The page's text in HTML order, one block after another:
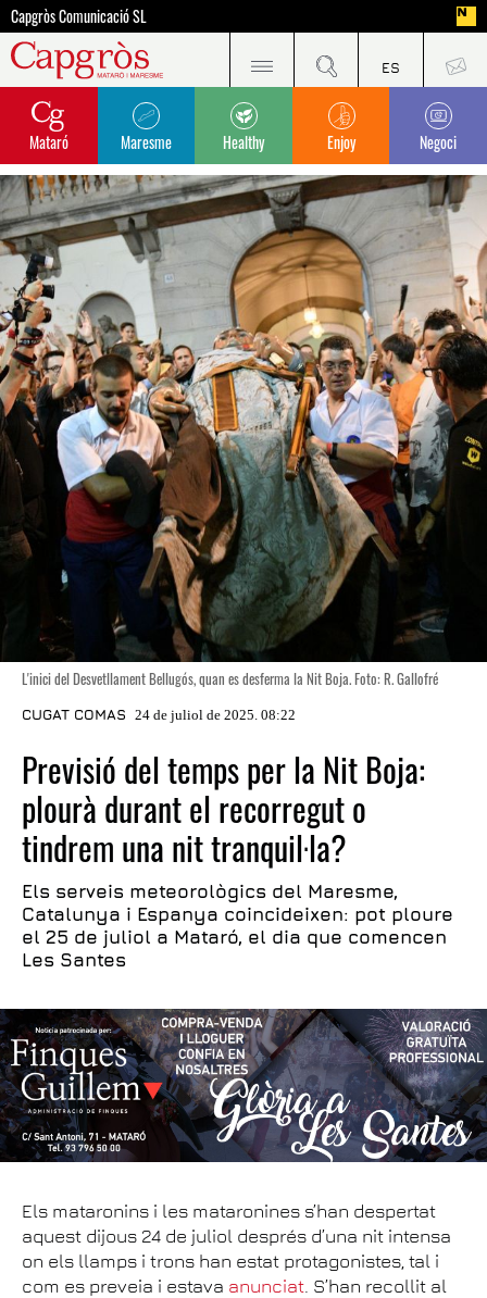
Capgròs Comunicació SL
Mataró Maresme Healthy Enjoy Negoci
L'inici del Desvetllament Bellugós, quan es desferma la Nit Boja. Foto: R. Gallofré
CUGAT COMAS 24 de juliol de 2025. 08:22
Previsió del temps per la Nit Boja:
plourà durant el recorregut o
tindrem una nit tranquil·la?
Els serveis meteorològics del Maresme,
Catalunya i Espanya coincideixen: pot ploure
el 25 de juliol a Mataró, el dia que comencen
Les Santes
Els mataronins i les mataronines s’han despertat
aquest dijous 24 de juliol després d’una nit intensa
on els llamps i trons han estat protagonistes, tal i
com es preveia i estava anunciat . S’han recollit al